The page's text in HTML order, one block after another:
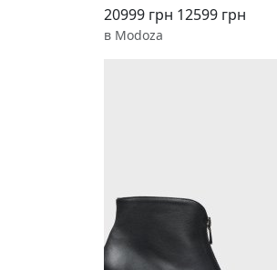
20999 грн 12599 грн
в Modoza